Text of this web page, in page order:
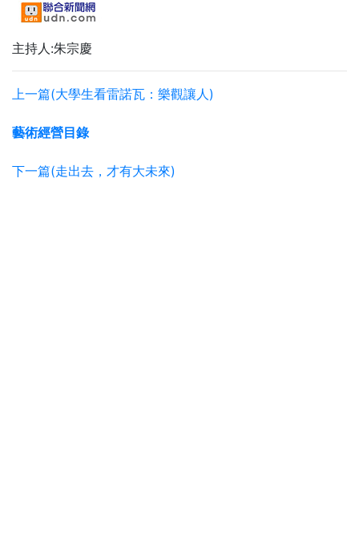
主持人:朱宗慶
上一篇(大學生看雷諾瓦：樂觀讓人)
藝術經營目錄
下一篇(走出去，才有大未來)